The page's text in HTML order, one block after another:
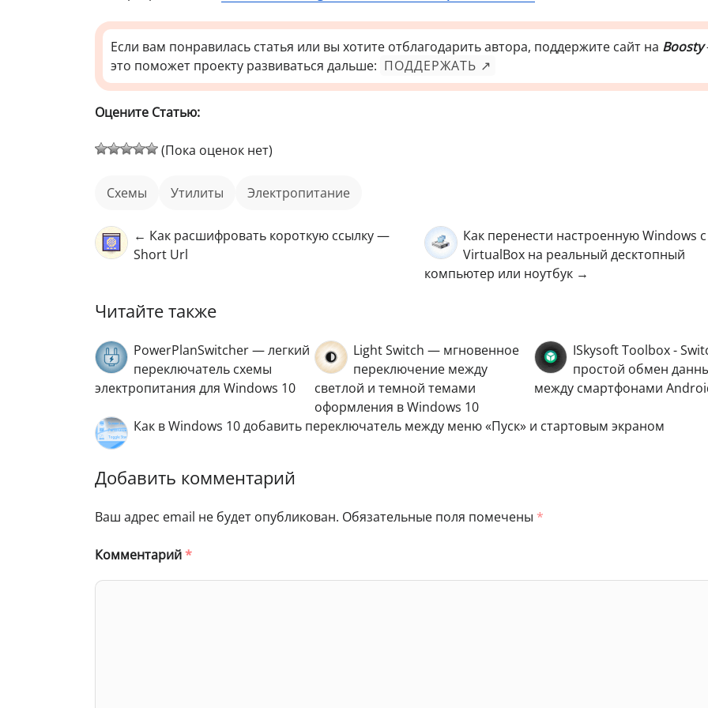
Если вам понравилась статья или вы хотите отблагодарить автора, поддержите сайт на Boosty
это поможет проекту развиваться дальше: ПОДДЕРЖАТЬ ↗
Оцените Статью:
(Пока оценок нет)
схемы Утилиты Электропитание
← Как расшифровать короткую ссылку —
Short Url
Как перенести настроенную Windows с
VirtualBox на реальный десктопный
компьютер или ноутбук →
Читайте также
PowerPlanSwitcher — легкий
переключатель схемы
электропитания для Windows 10
Light Switch — мгновенное
переключение между
светлой и темной темами
оформления в Windows 10
ISkysoft Toolbox -
простой обмен
между смартфонами
Как в Windows 10 добавить переключатель между меню «Пуск» и стартовым экраном
Добавить комментарий
Ваш адрес email не будет опубликован. Обязательные поля помечены *
Комментарий*